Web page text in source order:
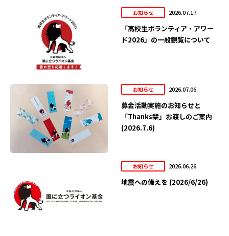
お知らせ 2026.07.17
「高校生ボランティア・アワー
ド2026」の一般観覧について
お知らせ 2026.07.06
募金活動実施のお知らせと
「Thanks栞」お渡しのご案内
(2026.7.6)
お知らせ 2026.06.26
地震への備えを (2026/6/26)